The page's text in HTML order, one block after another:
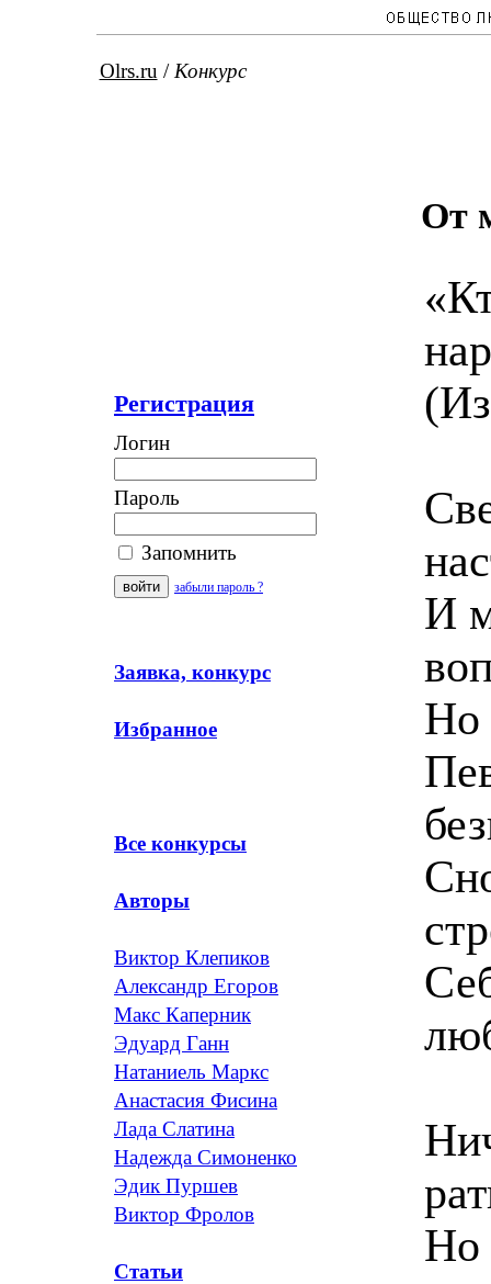
Olrs.ru / Конкурс
Регистрация
Логин
Пароль
Запомнить
забыли пароль ?
Заявка, конкурс
Избранное
Все конкурсы
Авторы
Виктор Клепиков
Александр Егоров
Макс Каперник
Эдуард Ганн
Натаниель Маркс
Анастасия Фисина
Лада Слатина
Надежда Симоненко
Эдик Пуршев
Виктор Фролов
Статьи
От
И
Но
Но